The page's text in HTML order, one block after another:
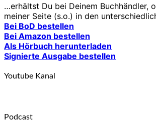
…erhältst Du bei Deinem Buchhändler,
meiner Seite (s.o.) in den
Bei BoD bestellen
Bei Amazon bestellen
Als Hörbuch herunterladen
Signierte Ausgabe bestellen
Youtube Kanal
Podcast